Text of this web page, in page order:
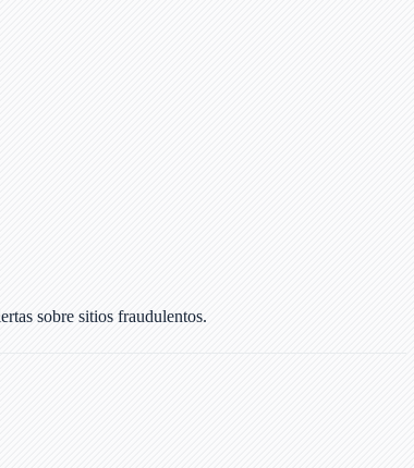
sobre sitios fraudulentos.